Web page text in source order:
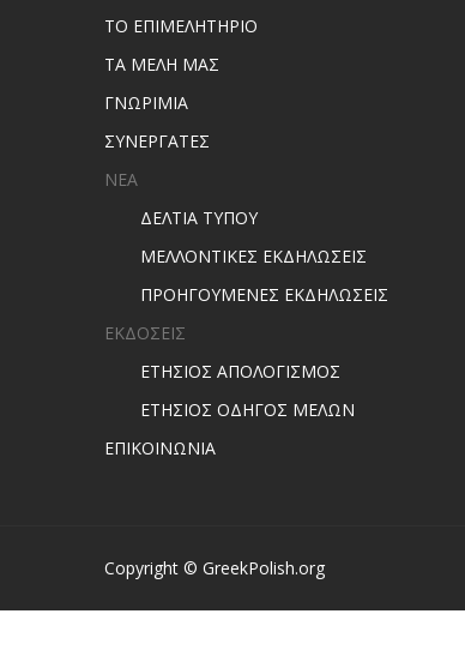
ΤΟ ΕΠΙΜΕΛΗΤΗΡΙΟ
ΤΑ ΜΕΛΗ ΜΑΣ
ΓΝΩΡΙΜΙΑ
ΣΥΝΕΡΓΑΤΕΣ
ΝΕΑ
ΔΕΛΤΙΑ ΤΥΠΟΥ
ΜΕΛΛΟΝΤΙΚΕΣ ΕΚΔΗΛΩΣΕΙΣ
ΠΡΟΗΓΟΥΜΕΝΕΣ ΕΚΔΗΛΩΣΕΙΣ
ΕΚΔΟΣΕΙΣ
ΕΤΗΣΙΟΣ ΑΠΟΛΟΓΙΣΜΟΣ
ΕΤΗΣΙΟΣ ΟΔΗΓΟΣ ΜΕΛΩΝ
ΕΠΙΚΟΙΝΩΝΙΑ
Copyright © GreekPolish.org